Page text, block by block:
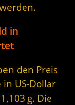
in
den Preis
US-Dollar
g. Die